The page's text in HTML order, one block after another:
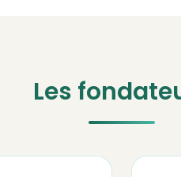
Les